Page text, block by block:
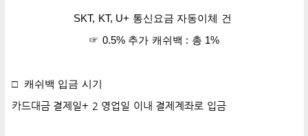
SKT, KT, U+ 통신요금 자동이체 건
☞ 0.5% 추가 캐쉬백 : 총 1%
□ 캐쉬백 입금 시기
카드대금 결제일+ 2 영업일 이내 결제계좌로 입금